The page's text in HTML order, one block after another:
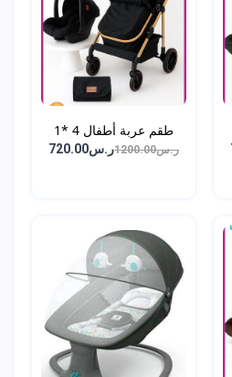
طقم عربة أطفال 4 *1
عر...
ر.س1200.00 ر.س720.00